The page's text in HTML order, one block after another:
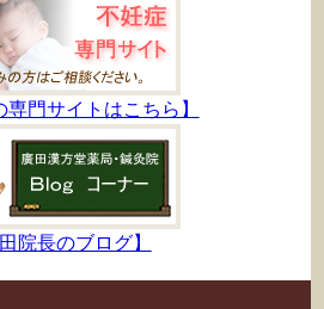
専門サイトはこちら】
田院長のブログ】